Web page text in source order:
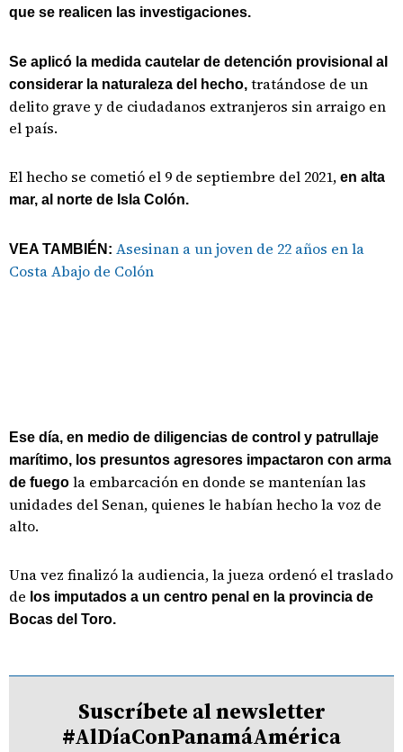
que se realicen las investigaciones.
Se aplicó la medida cautelar de detención provisional al
considerar la naturaleza del hecho, tratándose de un
delito grave y de ciudadanos extranjeros sin arraigo en
el país.
El hecho se cometió el 9 de septiembre del 2021, en alta
mar, al norte de Isla Colón.
VEA TAMBIÉN: Asesinan a un joven de 22 años en la
Costa Abajo de Colón
Ese día, en medio de diligencias de control y patrullaje
marítimo, los presuntos agresores impactaron con arma
de fuego la embarcación en donde se mantenían las
unidades del Senan, quienes le habían hecho la voz de
alto.
Una vez finalizó la audiencia, la jueza ordenó el traslado
de los imputados a un centro penal en la provincia de
Bocas del Toro.
Suscríbete al newsletter
#AlDíaConPanamáAmérica